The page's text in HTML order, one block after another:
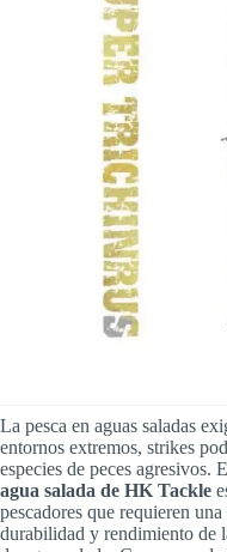
La pesca en aguas saladas
entornos extremos, strikes
especies de peces agresivos.
agua salada de HK Tackle
pescadores que requieren
durabilidad y rendimiento de